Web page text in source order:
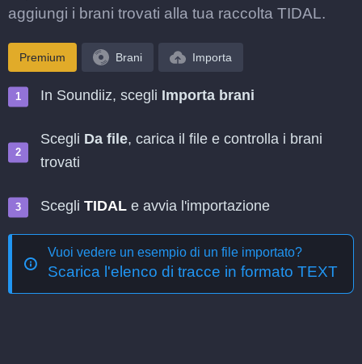
aggiungi i brani trovati alla tua raccolta TIDAL.
Premium Brani Importa
In Soundiiz, scegli Importa brani
Scegli Da file, carica il file e controlla i brani
trovati
Scegli TIDAL e avvia l'importazione
Vuoi vedere un esempio di un file importato?
Scarica l'elenco di tracce in formato TEXT